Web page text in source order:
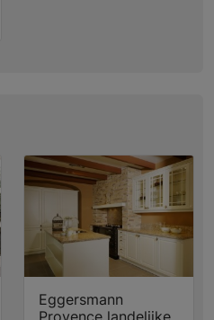
Eggersmann